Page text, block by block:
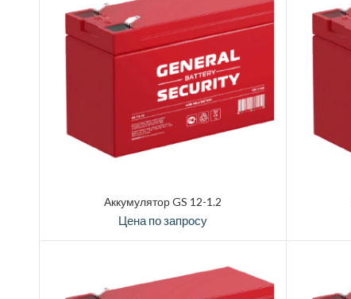
Аккумулятор GS 12-1.2
Цена по запросу